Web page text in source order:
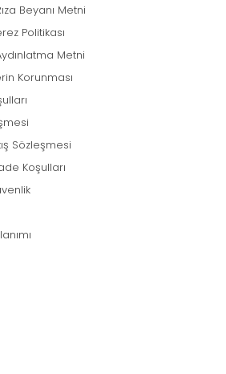
Beyanı Metni
Politikası
Metni
Korunması
Sözleşmesi
Koşulları